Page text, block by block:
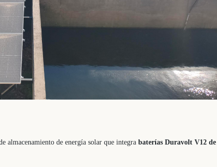
almacenamiento de energía solar que integra baterías Duravolt V12 de